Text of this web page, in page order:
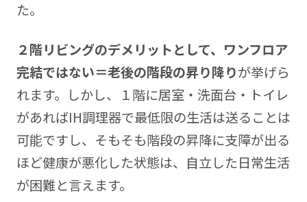
た。
２階リビングのデメリットとして、ワンフロア
完結ではない＝老後の階段の昇り降りが挙げら
れます。しかし、１階に居室・洗面台・トイレ
があればIH調理器で最低限の生活は送ることは
可能ですし、そもそも階段の昇降に支障が出る
ほど健康が悪化した状態は、自立した日常生活
が困難と言えます。